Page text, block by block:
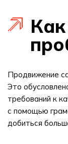
Продвижение
Это
требований к
с помощью
добиться